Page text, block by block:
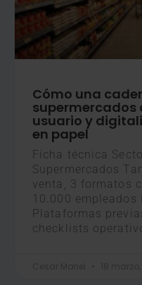
Cómo una
supermercados
usuario y
en papel
Ficha técnica
Supermercados
venta, 3 formatos
10.000 empleados
Plataformas
checklists